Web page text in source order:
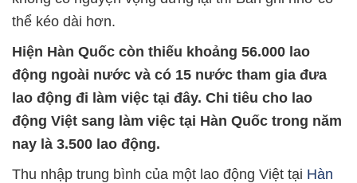
thể kéo dài hơn.
Hiện Hàn Quốc còn thiếu khoảng 56.000 lao
động ngoài nước và có 15 nước tham gia đưa
lao động đi làm việc tại đây. Chi tiêu cho lao
động Việt sang làm việc tại Hàn Quốc trong năm
nay là 3.500 lao động.
Thu nhập trung bình của một lao động Việt tại Hàn